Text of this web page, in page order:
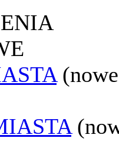
(nowe